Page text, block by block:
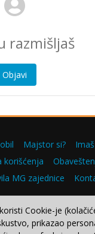
Objavi
Majstor si?
korišćenja
MG zajednice
Copyright © 2000–2026.
Cookie-je
prikazao